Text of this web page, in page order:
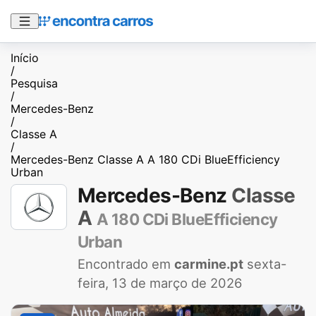
Início
/
Pesquisa
/
Mercedes-Benz
/
Classe A
/
Mercedes-Benz Classe A A 180 CDi BlueEfficiency
Urban
Mercedes-Benz Classe
A A 180 CDi BlueEfficiency
Urban
Encontrado em carmine.pt sexta-
feira, 13 de março de 2026